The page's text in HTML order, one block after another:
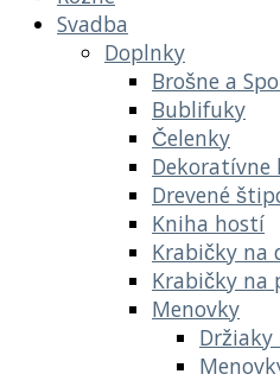
Svadba
Doplnky
Brošne a
Bublifuky
Čelenky
Dekoratívne
Drevené
Kniha hostí
Krabičky na
Krabičky na
Menovky